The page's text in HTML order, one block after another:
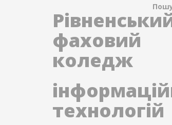
фаховий
коледж
технологій